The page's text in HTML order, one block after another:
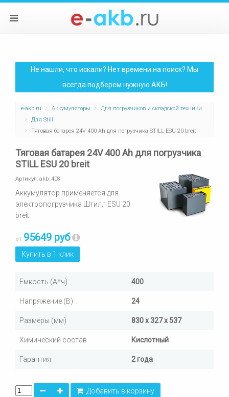
Не нашли, что искали? Нет времени на поиск? Мы
всегда подберем нужную АКБ!
e-akb.ru Аккумуляторы
Для погрузчиков и складской техники
Для Still
Тяговая батарея 24V 400 Ah для погрузчика STILL ESU 20 breit
Тяговая батарея 24V 400 Ah для погрузчика
STILL ESU 20 breit
Артикул: akb_408
Аккумулятор применяется для
электропогрузчика Штилл ESU 20
breit
от 95649 руб
Купить в 1 клик
Емкость (А*ч) 400
Напряжение (В) 24
Размеры (мм) 830 x 327 x 537
Химический состав Кислотный
Гарантия 2 года
Добавить в корзину